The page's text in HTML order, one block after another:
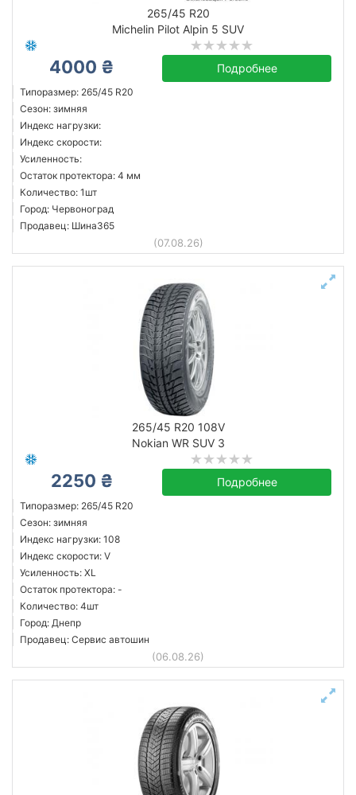
265/45 R20
Michelin Pilot Alpin 5 SUV
4000 ₴ Подробнее
Типоразмер: 265/45 R20
Сезон: зимняя
Индекс нагрузки:
Индекс скорости:
Усиленность:
Остаток протектора: 4 мм
Количество: 1шт
Город: Червоноград
Продавец: Шина365
(07.08.26)
265/45 R20 108V
Nokian WR SUV 3
2250 ₴ Подробнее
Типоразмер: 265/45 R20
Сезон: зимняя
Индекс нагрузки: 108
Индекс скорости: V
Усиленность: XL
Остаток протектора: -
Количество: 4шт
Город: Днепр
Продавец: Сервис автошин
(06.08.26)